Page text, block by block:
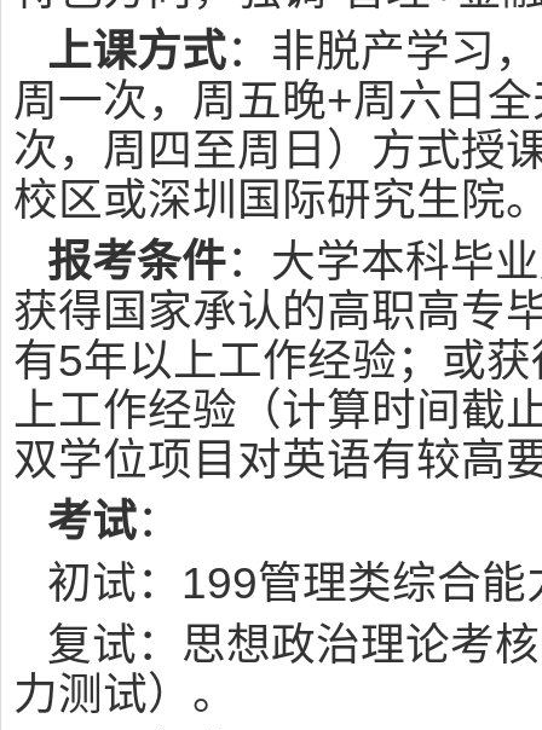
上课方式：非脱产学习
周一次，周五晚+周六日
次，周四至周日）方式授
校区或深圳国际研究生院
报考条件：大学本科毕
获得国家承认的高职高专
有5年以上工作经验；或
上工作经验（计算时间截
双学位项目对英语有较高
考试：
初试：199管理类综合
复试：思想政治理论考
力测试）。